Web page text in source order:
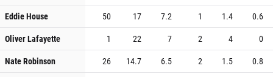
Eddie House
50 17 7.2 1 1.4
0.6
Oliver Lafayette
1 22 7 2 4
0
Nate Robinson
26 14.7 6.5 2 1.5
0.8